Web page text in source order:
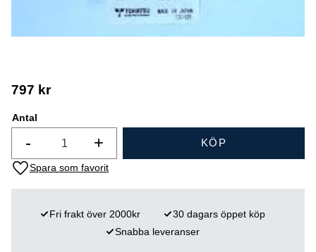
797 kr
Antal
+
- KÖP
Lägg till i favoriter
Fri frakt över 2000kr
30 dagars öppet köp
Snabba leveranser